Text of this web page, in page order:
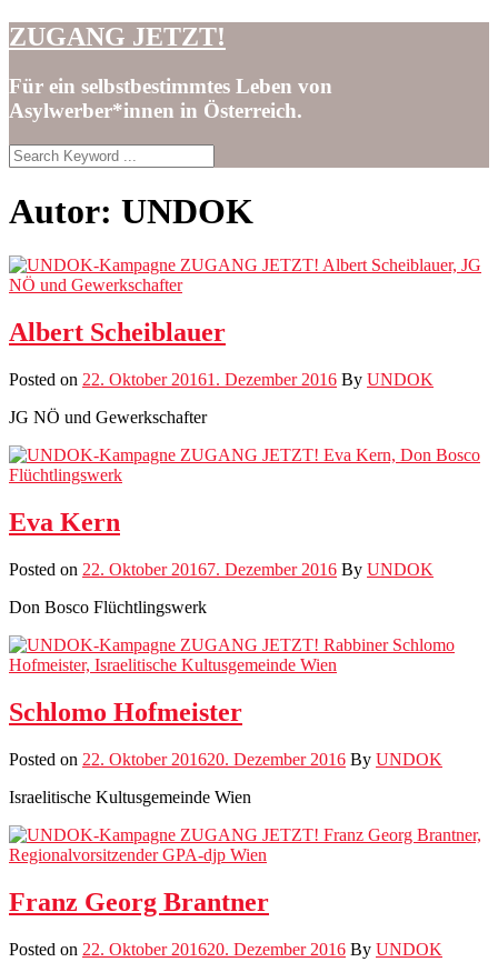
Skip
to
ZUGANG JETZT!
Für ein selbstbestimmtes Leben von
Asylwerber*innen in Österreich.
Autor: UNDOK
Albert Scheiblauer
Posted on 22. Oktober 20161. Dezember 2016 By UNDOK
JG NÖ und Gewerkschafter
Eva Kern
Posted on 22. Oktober 20167. Dezember 2016 By UNDOK
Don Bosco Flüchtlingswerk
Schlomo Hofmeister
Posted on 22. Oktober 201620. Dezember 2016 By UNDOK
Israelitis­che Kul­tus­ge­meinde Wien
Franz Georg Brantner
Posted on 22. Oktober 201620. Dezember 2016 By UNDOK